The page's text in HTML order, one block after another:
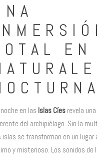
EN
en las Islas Cíes revela
del archipiélago. Sin la
islas se transforman en un lugar
y misterioso. Los sonidos de